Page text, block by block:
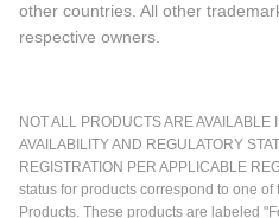
other countries. All other
respective owners.
NOT ALL PRODUCTS ARE
AVAILABILITY AND REGULATORY
REGISTRATION PER APPLICABLE
status for products correspond to one
Products. These products are labeled